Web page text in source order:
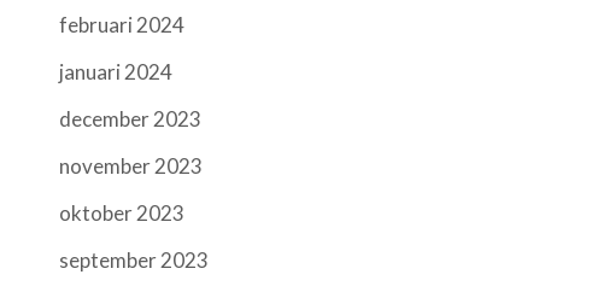
februari 2024
januari 2024
december 2023
november 2023
oktober 2023
september 2023